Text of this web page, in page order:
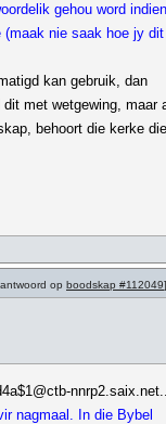
gehou word
(maak nie saak hoe jy dit
kan gebruik, dan
met wetgewing, maar
behoort die kerke die
op boodskap #112049]
nagmaal. In die Bybel